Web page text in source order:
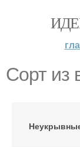
Сорт из